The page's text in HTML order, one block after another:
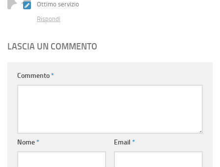
Ottimo servizio
Rispondi
LASCIA UN COMMENTO
Commento*
Nome* Email *